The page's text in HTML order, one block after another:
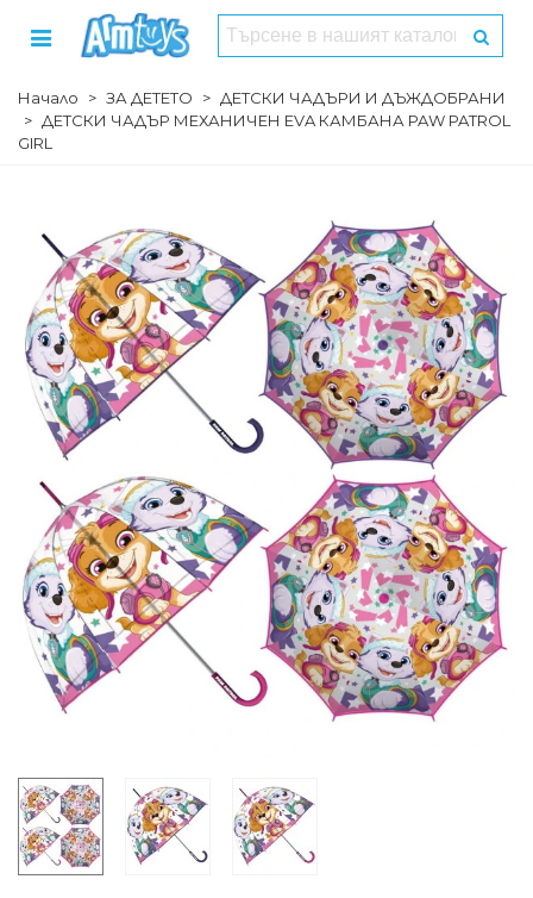
Начало > ЗА ДЕТЕТО > ДЕТСКИ ЧАДЪРИ И ДЪЖДОБРАНИ
> ДЕТСКИ ЧАДЪР МЕХАНИЧЕН EVA КАМБАНА PAW PATROL
GIRL